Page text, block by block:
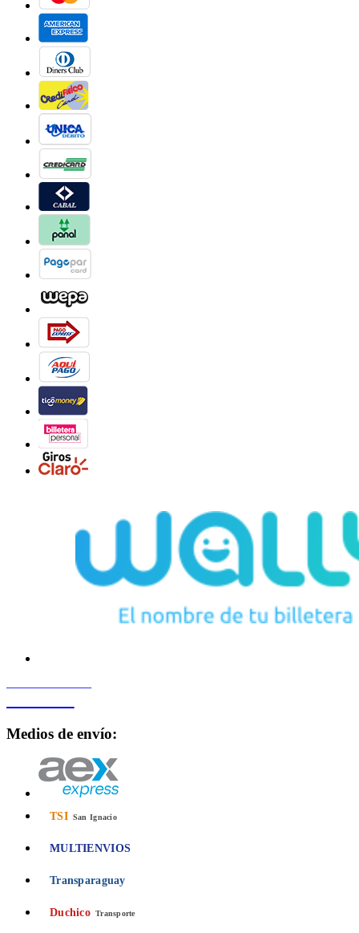
Medios de envío:
TSI San Ignacio
MULTIENVIOS
Transparaguay
Duchico Transporte